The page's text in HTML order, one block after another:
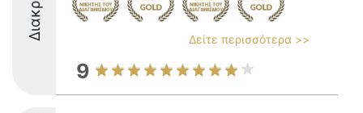
Δείτε περισσότερα >>
9